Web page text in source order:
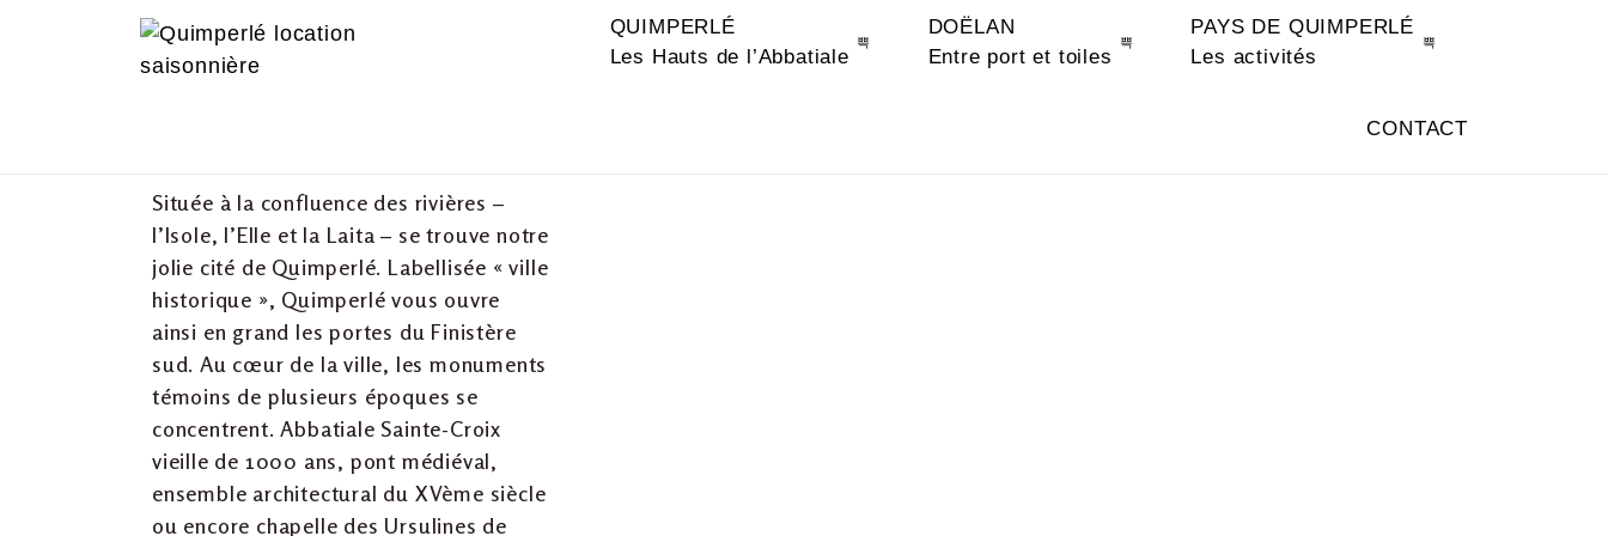
QUIMPERLÉ
Les Hauts de l’Abbatiale
DOËLAN
Entre port et toiles
PAYS DE QUIMPERLÉ
Les activités
CONTACT
Située à la confluence des rivières –
l’Isole, l’Elle et la Laita – se trouve notre
jolie cité de Quimperlé. Labellisée « ville
historique », Quimperlé vous ouvre
ainsi en grand les portes du Finistère
sud. Au cœur de la ville, les monuments
témoins de plusieurs époques se
concentrent. Abbatiale Sainte-Croix
vieille de 1000 ans, pont médiéval,
ensemble architectural du XVème siècle
ou encore chapelle des Ursulines de